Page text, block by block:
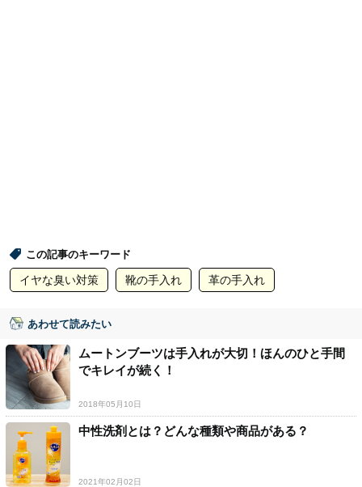
この記事のキーワード
イヤな臭い対策 靴の手入れ 革の手入れ
あわせて読みたい
ムートンブーツは手入れが大切！ほんのひと手間
でキレイが続く！
2018年05月10日
中性洗剤とは？どんな種類や商品がある？
2021年02月02日